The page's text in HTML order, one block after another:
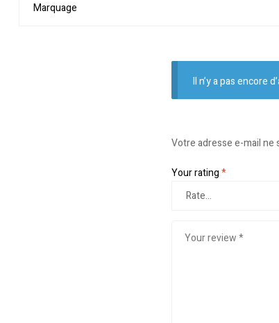
Marquage
Il n’y a pas encore
Votre adresse e-mail ne
Your rating*